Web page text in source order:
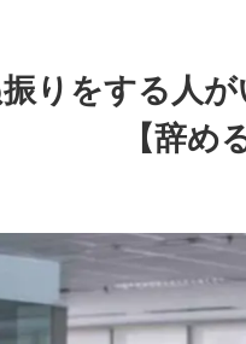
りをする人
【辞め